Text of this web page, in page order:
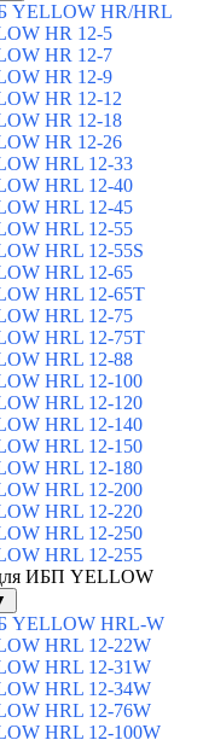
YELLOW HR/HRL
HR 12-5
HR 12-7
HR 12-9
HR 12-12
HR 12-18
HR 12-26
HRL 12-33
HRL 12-40
HRL 12-45
HRL 12-55
HRL 12-55S
HRL 12-65
HRL 12-65T
HRL 12-75
HRL 12-75Т
HRL 12-88
HRL 12-100
HRL 12-120
HRL 12-140
HRL 12-150
HRL 12-180
HRL 12-200
HRL 12-220
HRL 12-250
HRL 12-255
ИБП YELLOW
YELLOW HRL-W
HRL 12-22W
HRL 12-31W
HRL 12-34W
HRL 12-76W
HRL 12-100W